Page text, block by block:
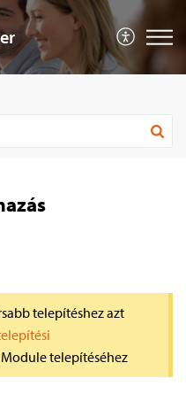
telepítéshez azt
Module telepítéséhez